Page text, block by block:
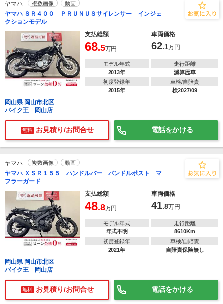
ヤマハ 複数画像 動画
ヤマハ ＳＲ４００ ＰＲＵＮＵＳサイレンサー インジェ
クションモデル
支払総額
車両価格
68.5万円 62.1万円
モデル年式
2013年
走行距離
減算歴車
初度登録年
2015年
車検/自賠責
検2027/09
岡山県 岡山市北区
バイク王 岡山店
無料 お見積り/お問合せ 電話をかける
ヤマハ 複数画像 動画
ヤマハ ＸＳＲ１５５ ハンドルバー バンドルポスト マ
フラーガード
支払総額
車両価格
48.8万円 41.8万円
モデル年式
年式不明
走行距離
8610Km
初度登録年
2021年
車検/自賠責
自賠責保険無し
岡山県 岡山市北区
バイク王 岡山店
無料 お見積り/お問合せ 電話をかける